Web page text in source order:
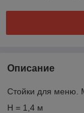
Описание
Стойки для меню.
H = 1,4 м